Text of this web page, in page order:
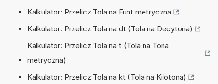
Kalkulator: Przelicz Tola na Funt metryczna
Kalkulator: Przelicz Tola na dt (Tola na Decytona)
Kalkulator: Przelicz Tola na t (Tola na Tona
metryczna)
Kalkulator: Przelicz Tola na kt (Tola na Kilotona)